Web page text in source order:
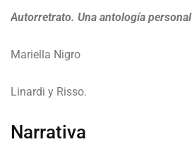
Autorretrato. Una antología personal
Mariella Nigro
Linardi y Risso.
Narrativa